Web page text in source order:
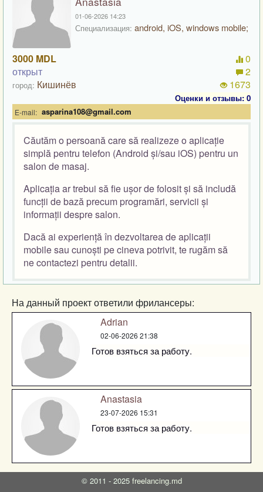
01-06-2026 14:23
Специализация: android, iOS, windows mobile;
3000 MDL
открыт
город: Кишинёв
0
2
1673
Оценки и отзывы: 0
E-mail: asparina108@gmail.com
Căutăm o persoană care să realizeze o aplicație
simplă pentru telefon (Android și/sau iOS) pentru un
salon de masaj.
Aplicația ar trebui să fie ușor de folosit și să includă
funcții de bază precum programări, servicii și
informații despre salon.
Dacă ai experiență în dezvoltarea de aplicații
mobile sau cunoști pe cineva potrivit, te rugăm să
ne contactezi pentru detalii.
На данный проект ответили фрилансеры:
Adrian
02-06-2026 21:38
Готов взяться за работу.
Anastasia
23-07-2026 15:31
Готов взяться за работу.
© 2011 - 2025 freelancing.md